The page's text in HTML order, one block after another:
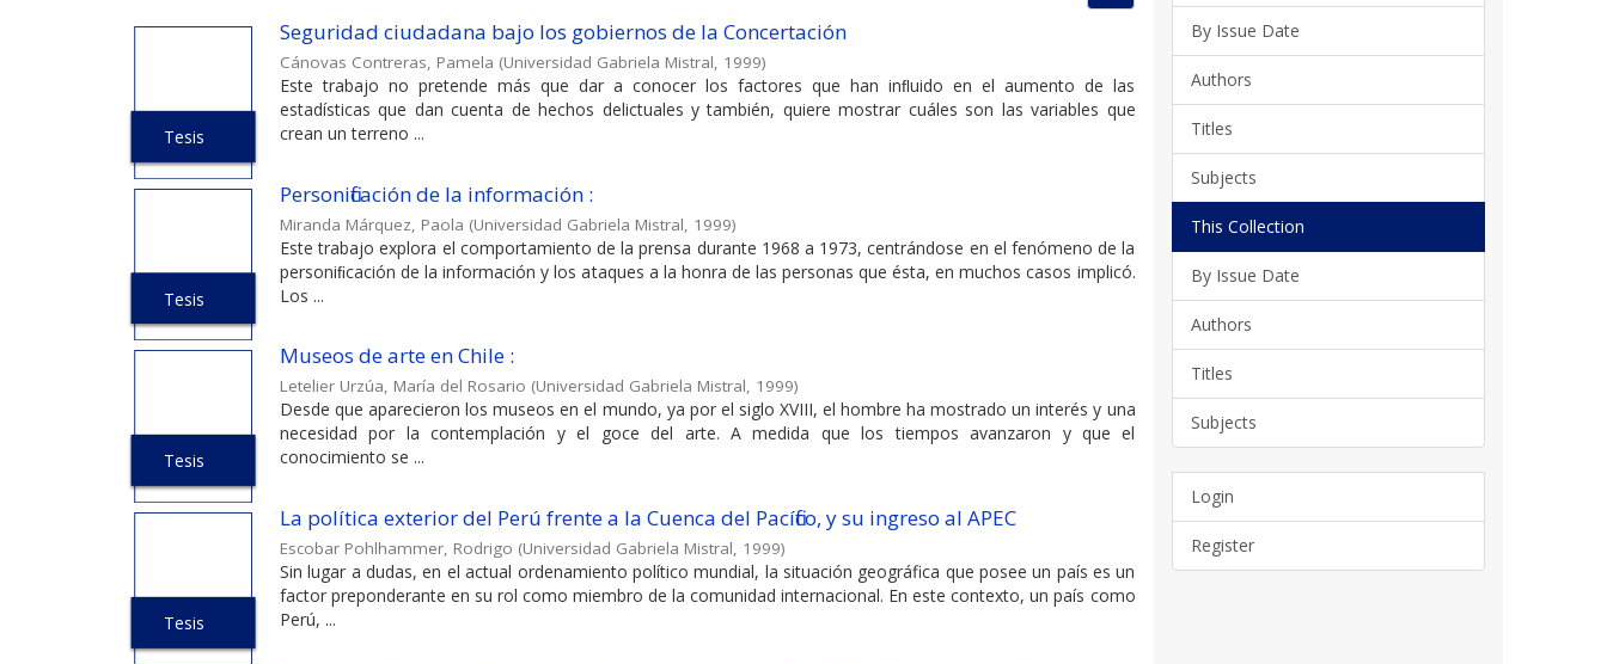
Tesis
Seguridad ciudadana bajo los gobiernos de la Concertación
Cánovas Contreras, Pamela (Universidad Gabriela Mistral, 1999)
Este trabajo no pretende más que dar a conocer los factores que han inﬂuido en el aumento de las
estadísticas que dan cuenta de hechos delictuales y también, quiere mostrar cuáles son las variables que
crean un terreno ...
Tesis
Personificación de la información :
Miranda Márquez, Paola (Universidad Gabriela Mistral, 1999)
Este trabajo explora el comportamiento de la prensa durante 1968 a 1973, centrándose en el fenómeno de la
personiﬁcación de la información y los ataques a la honra de las personas que ésta, en muchos casos implicó.
Los ...
Tesis
Museos de arte en Chile :
Letelier Urzúa, María del Rosario (Universidad Gabriela Mistral, 1999)
Desde que aparecieron los museos en el mundo, ya por el siglo XVIII, el hombre ha mostrado un interés y una
necesidad por la contemplación y el goce del arte. A medida que los tiempos avanzaron y que el
conocimiento se ...
Tesis
La política exterior del Perú frente a la Cuenca del Pacífico, y su ingreso al APEC
Escobar Pohlhammer, Rodrigo (Universidad Gabriela Mistral, 1999)
Sin lugar a dudas, en el actual ordenamiento político mundial, la situación geográfica que posee un país es un
factor preponderante en su rol como miembro de la comunidad internacional. En este contexto, un país como
Perú, ...
By Issue Date
Authors
Titles
Subjects
This Collection
By Issue Date
Authors
Titles
Subjects
Login
Register